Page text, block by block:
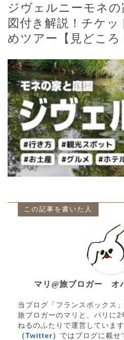
ジヴェルニーモネ
図付き解説！チケッ
めツアー【見どころ
この記事を書いた人
マリ@旅ブロガー オ
当ブログ「フランスボックス
旅ブロガーのマリと、パリに2
ねるのふたりで運営していま
（Twitter） ではブログに載せ